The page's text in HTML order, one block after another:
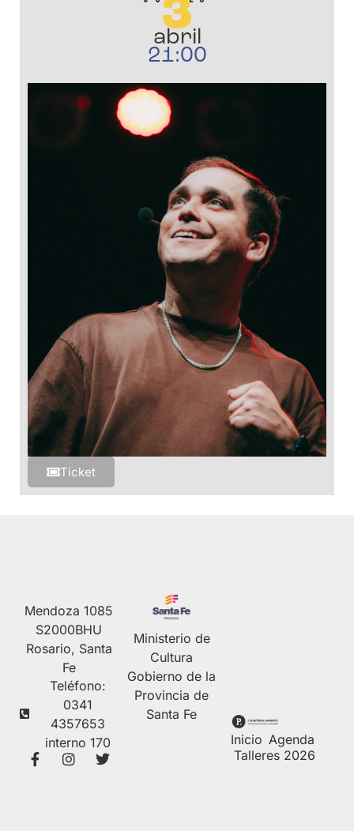
3
abril
21:00
Ticket
Inicio Agenda
Talleres 2026
Mendoza 1085
S2000BHU
Rosario, Santa
Fe
Teléfono:
0341
4357653
interno 170
Ministerio de
Cultura
Gobierno de la
Provincia de
Santa Fe